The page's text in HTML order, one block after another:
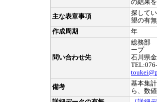
の結果
主な表章事項
探して
望の有
作成周期
年
問い合わせ先
総務部
ープ
石川県
備考
基本集
ら、数